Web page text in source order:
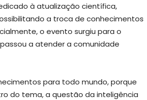
à atualização científica,
a troca de conhecimentos
o evento surgiu para o
a atender a comunidade
para todo mundo, porque
do tema, a questão da inteligência